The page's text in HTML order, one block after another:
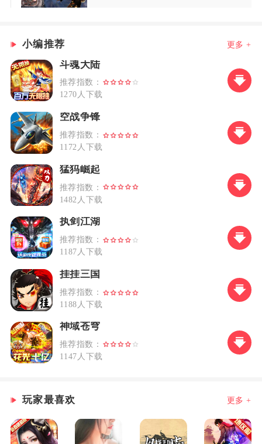
小编推荐 更多 +
斗魂大陆
推荐指数：
1270人下载
空战争锋
推荐指数：
1172人下载
猛犸崛起
推荐指数：
1482人下载
执剑江湖
推荐指数：
1187人下载
挂挂三国
推荐指数：
1188人下载
神域苍穹
推荐指数：
1147人下载
玩家最喜欢 更多 +